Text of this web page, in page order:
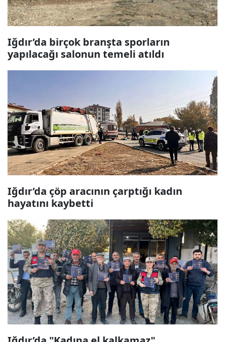
Iğdır’da birçok branşta sporların
yapılacağı salonun temeli atıldı
Iğdır’da çöp aracının çarptığı kadın
hayatını kaybetti